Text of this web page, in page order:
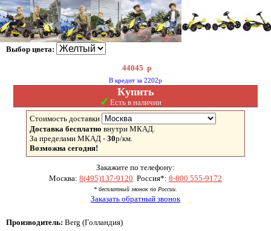
Выбор цвета:
44045 р
В кредит за 2202р
Купить
✓ Есть в наличии
Стоимость доставки
Доставка бесплатно внутри МКАД.
За пределами МКАД - 30р/км.
Возможна сегодня!
Закажите по телефону:
Москва: 8(495)137-9120 Россия*: 8-800 555-9172
* бесплатный звонок по России.
Заказать обратный звонок
Производитель: Berg (Голландия)